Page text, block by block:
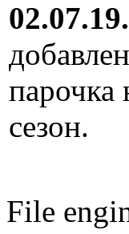
02.07.19.
парочка
сезон.
File